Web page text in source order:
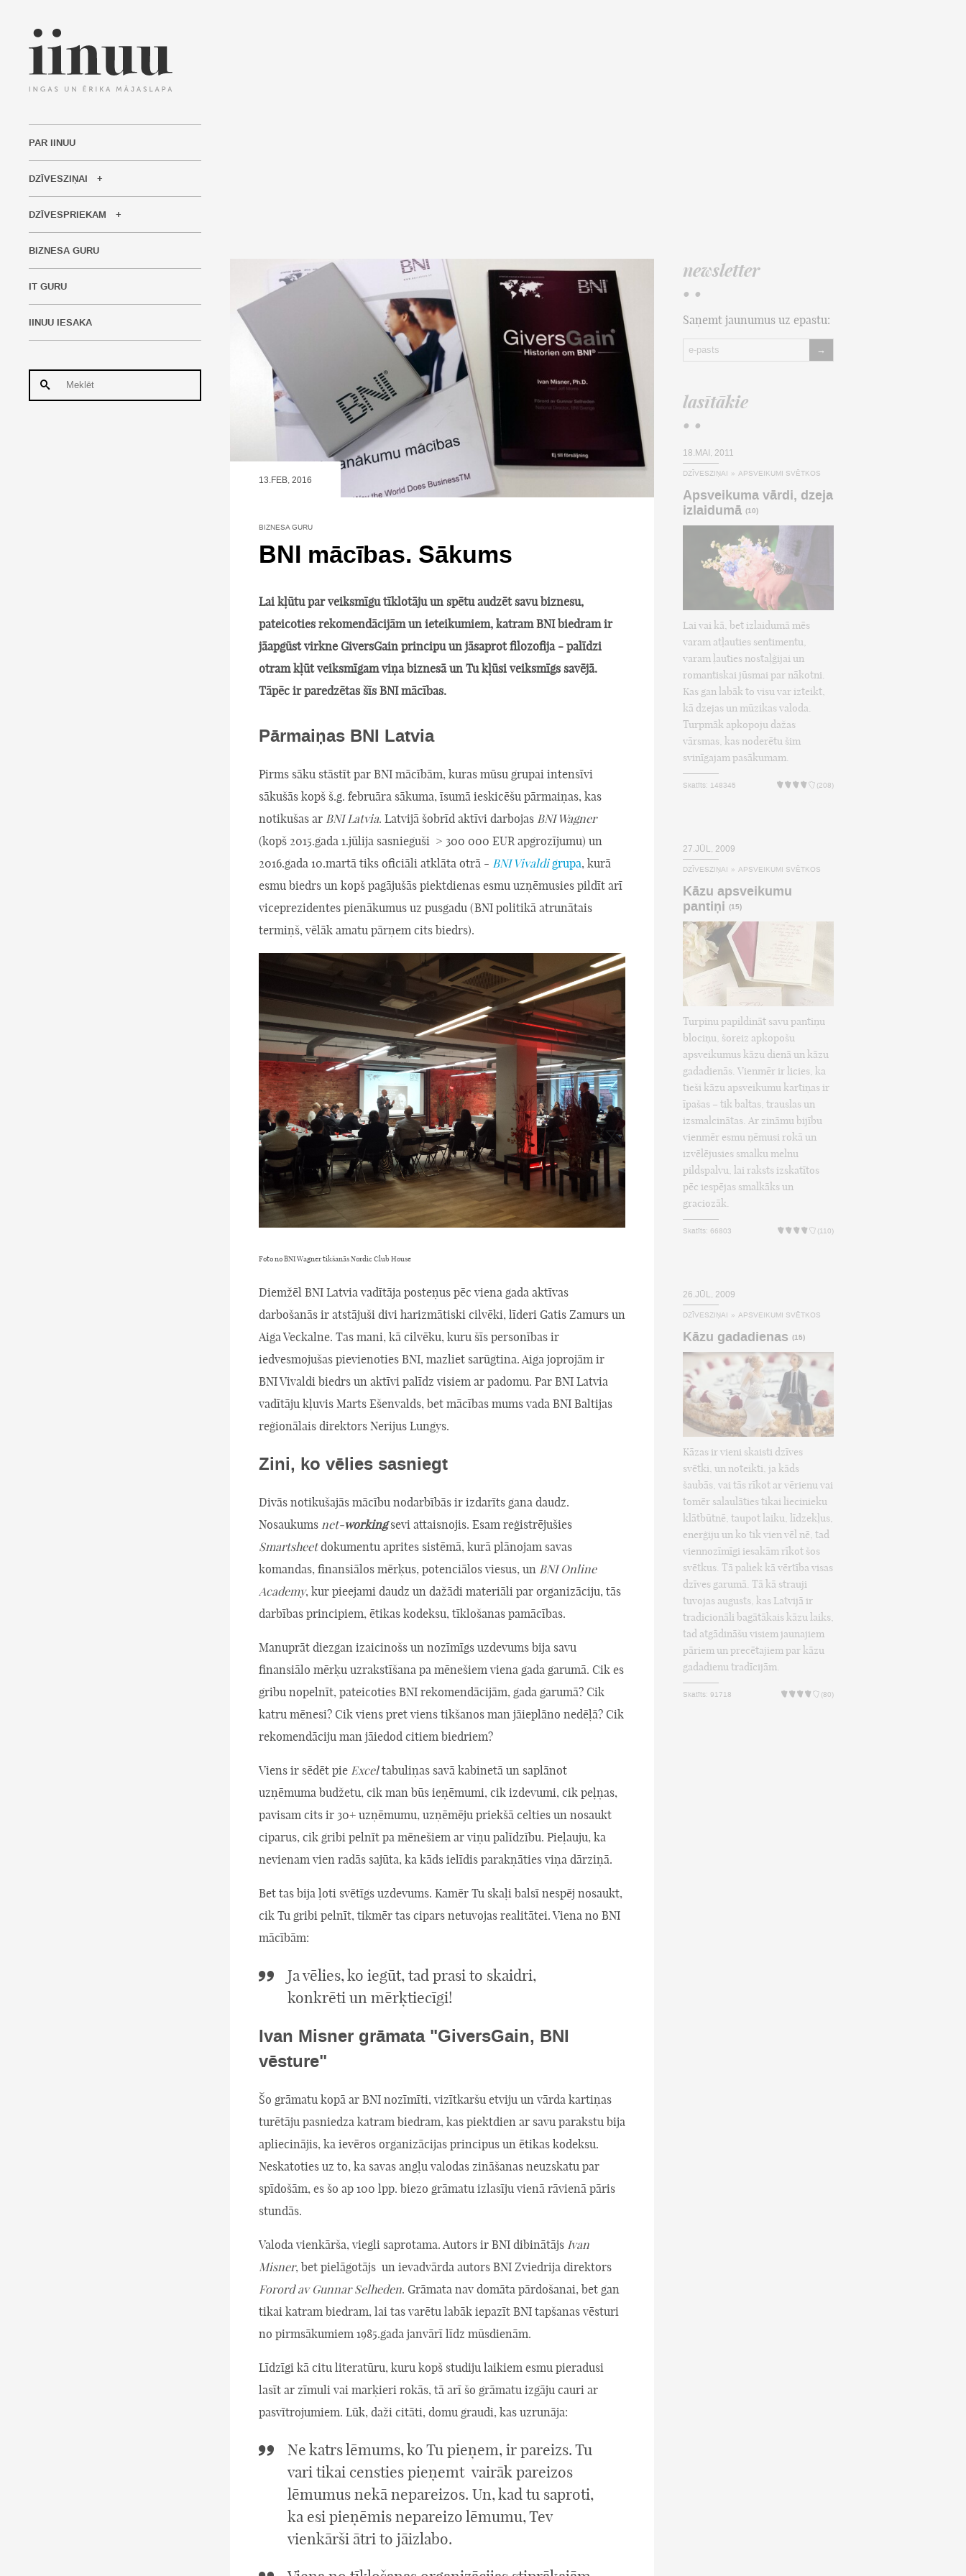
PAR IINUU
DZĪVESZIŅAI
DZĪVESPRIEKAM
BIZNESA GURU
IT GURU
IINUU IESAKA
13.FEB, 2016
BIZNESA GURU
BNI mācības. Sākums
Lai kļūtu par veiksmīgu tīklotāju un spētu audzēt savu biznesu,
pateicoties rekomendācijām un ieteikumiem, katram BNI biedram ir
jāapgūst virkne GiversGain principu un jāsaprot filozofija - palīdzi
otram kļūt veiksmīgam viņa biznesā un Tu kļūsi veiksmīgs savējā.
Tāpēc ir paredzētas šīs BNI mācības.
Pārmaiņas BNI Latvia
Pirms sāku stāstīt par BNI mācībām, kuras mūsu grupai intensīvi
sākušās kopš š.g. februāra sākuma, īsumā ieskicēšu pārmaiņas, kas
notikušas ar BNI Latvia. Latvijā šobrīd aktīvi darbojas BNI Wagner
(kopš 2015.gada 1.jūlija sasnieguši > 300 000 EUR apgrozījumu) un
2016.gada 10.martā tiks oficiāli atklāta otrā - BNI Vivaldigrupa, kurā
esmu biedrs un kopš pagājušās piektdienas esmu uzņēmusies pildīt arī
viceprezidentes pienākumus uz pusgadu (BNI politikā atrunātais
termiņš, vēlāk amatu pārņem cits biedrs).
Foto no BNI Wagner tikšanās Nordic Club House
Diemžēl BNI Latvia vadītāja posteņus pēc viena gada aktīvas
darbošanās ir atstājuši divi harizmātiski cilvēki, līderi Gatis Zamurs un
Aiga Veckalne. Tas mani, kā cilvēku, kuru šīs personības ir
iedvesmojušas pievienoties BNI, mazliet sarūgtina. Aiga joprojām ir
BNI Vivaldi biedrs un aktīvi palīdz visiem ar padomu. Par BNI Latvia
vadītāju kļuvis Marts Ešenvalds, bet mācības mums vada BNI Baltijas
reģionālais direktors Nerijus Lungys.
Zini, ko vēlies sasniegt
Divās notikušajās mācību nodarbībās ir izdarīts gana daudz.
Nosaukums net-workingsevi attaisnojis. Esam reģistrējušies
Smartsheetdokumentu aprites sistēmā, kurā plānojam savas
komandas, finansiālos mērķus, potenciālos viesus, un BNI Online
Academy, kur pieejami daudz un dažādi materiāli par organizāciju, tās
darbības principiem, ētikas kodeksu, tīklošanas pamācības.
Manuprāt diezgan izaicinošs un nozīmīgs uzdevums bija savu
finansiālo mērķu uzrakstīšana pa mēnešiem viena gada garumā. Cik es
gribu nopelnīt, pateicoties BNI rekomendācijām, gada garumā? Cik
katru mēnesi? Cik viens pret viens tikšanos man jāieplāno nedēļā? Cik
rekomendāciju man jāiedod citiem biedriem?
Viens ir sēdēt pie Exceltabuliņas savā kabinetā un saplānot
uzņēmuma budžetu, cik man būs ieņēmumi, cik izdevumi, cik peļņas,
pavisam cits ir 30+ uzņēmumu, uzņēmēju priekšā celties un nosaukt
ciparus, cik gribi pelnīt pa mēnešiem ar viņu palīdzību. Pieļauju, ka
nevienam vien radās sajūta, ka kāds ielīdis parakņāties viņa dārziņā.
Bet tas bija ļoti svētīgs uzdevums. Kamēr Tu skaļi balsī nespēj nosaukt,
cik Tu gribi pelnīt, tikmēr tas cipars netuvojas realitātei. Viena no BNI
mācībām:
Ja vēlies, ko iegūt, tad prasi to skaidri,
konkrēti un mērķtiecīgi!
Ivan Misner grāmata "GiversGain, BNI
vēsture"
Šo grāmatu kopā ar BNI nozīmīti, vizītkaršu etviju un vārda kartiņas
turētāju pasniedza katram biedram, kas piektdien ar savu parakstu bija
apliecinājis, ka ievēros organizācijas principus un ētikas kodeksu.
Neskatoties uz to, ka savas angļu valodas zināšanas neuzskatu par
spīdošām, es šo ap 100 lpp. biezo grāmatu izlasīju vienā rāvienā pāris
stundās.
Valoda vienkārša, viegli saprotama. Autors ir BNI dibinātājs Ivan
Misner, bet pielāgotājs un ievadvārda autors BNI Zviedrija direktors
Forord av Gunnar Selheden. Grāmata nav domāta pārdošanai, bet gan
tikai katram biedram, lai tas varētu labāk iepazīt BNI tapšanas vēsturi
no pirmsākumiem 1985.gada janvārī līdz mūsdienām.
Līdzīgi kā citu literatūru, kuru kopš studiju laikiem esmu pieradusi
lasīt ar zīmuli vai marķieri rokās, tā arī šo grāmatu izgāju cauri ar
pasvītrojumiem. Lūk, daži citāti, domu graudi, kas uzrunāja:
Ne katrs lēmums, ko Tu pieņem, ir pareizs. Tu
vari tikai censties pieņemt vairāk pareizos
lēmumus nekā nepareizos. Un, kad tu saproti,
ka esi pieņēmis nepareizo lēmumu, Tev
vienkārši ātri to jāizlabo.
newsletter
• •
Saņemt jaunumus uz epastu:
→
lasītākie
• •
18.MAI, 2011
DZĪVESZIŅAI » APSVEIKUMI SVĒTKOS
Apsveikuma vārdi, dzeja
izlaidumā (10)
Lai vai kā, bet izlaidumā mēs
varam atļauties sentimentu,
varam ļauties nostaļģijai un
romantiskai jūsmai par nākotni.
Kas gan labāk to visu var izteikt,
kā dzejas un mūzikas valoda.
Turpmāk apkopoju dažas
vārsmas, kas noderētu šim
svinīgajam pasākumam.
Skatīts: 148345 (208)
27.JŪL, 2009
DZĪVESZIŅAI » APSVEIKUMI SVĒTKOS
Kāzu apsveikumu
pantiņi (15)
Turpinu papildināt savu pantiņu
blociņu, šoreiz apkopošu
apsveikumus kāzu dienā un kāzu
gadadienās. Vienmēr ir licies, ka
tieši kāzu apsveikumu kartiņas ir
īpašas – tik baltas, trauslas un
izsmalcinātas. Ar zināmu bijību
vienmēr esmu ņēmusi rokā un
izvēlējusies smalku melnu
pildspalvu, lai raksts izskatītos
pēc iespējas smalkāks un
graciozāk.
Skatīts: 66803 (110)
26.JŪL, 2009
DZĪVESZIŅAI » APSVEIKUMI SVĒTKOS
Kāzu gadadienas (15)
Kāzas ir vieni skaisti dzīves
svētki, un noteikti, ja kāds
šaubās, vai tās rīkot ar vērienu vai
tomēr salaulāties tikai liecinieku
klātbūtnē, taupot laiku, līdzekļus,
enerģiju un ko tik vien vēl nē, tad
viennozīmīgi iesakām rīkot šos
svētkus. Tā paliek kā vērtība visas
dzīves garumā. Tā kā strauji
tuvojas augusts, kas Latvijā ir
tradicionāli bagātākais kāzu laiks,
tad atgādināšu visiem jaunajiem
pāriem un precētajiem par kāzu
gadadienu tradīcijām.
Skatīts: 91718 (80)